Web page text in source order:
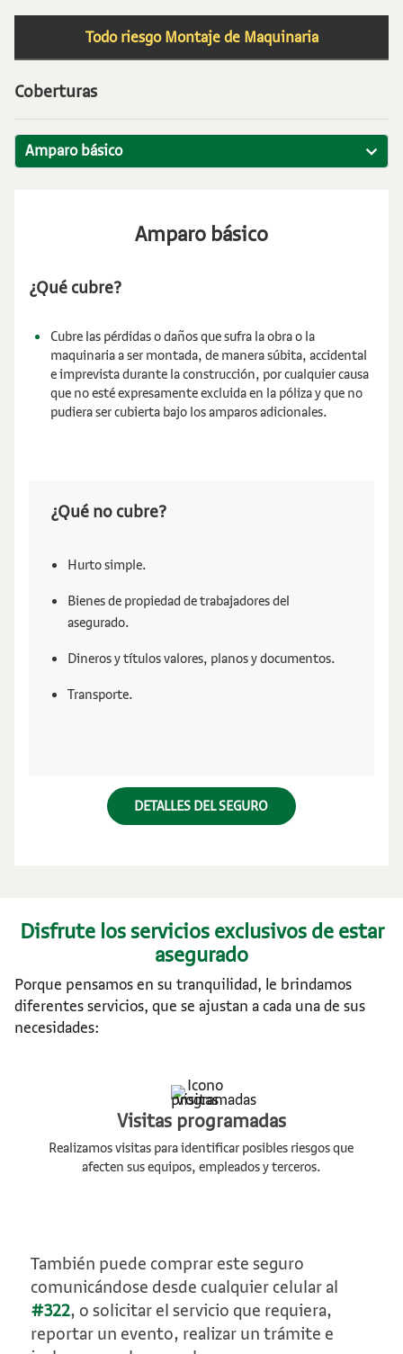
Todo riesgo Montaje de Maquinaria
Coberturas
Amparo básico
Amparo básico
¿Qué cubre?
Cubre las pérdidas o daños que sufra la obra o la
maquinaria a ser montada, de manera súbita, accidental
e imprevista durante la construcción, por cualquier causa
que no esté expresamente excluida en la póliza y que no
pudiera ser cubierta bajo los amparos adicionales.
¿Qué no cubre?
Hurto simple.
Bienes de propiedad de trabajadores del
asegurado.
Dineros y títulos valores, planos y documentos.
Transporte.
DETALLES DEL SEGURO
Disfrute los servicios exclusivos de estar
asegurado
Porque pensamos en su tranquilidad, le brindamos
diferentes servicios, que se ajustan a cada una de sus
necesidades:
Visitas programadas
Realizamos visitas para identificar posibles riesgos que
afecten sus equipos, empleados y terceros.
También puede comprar este seguro
comunicándose desde cualquier celular al
#322, o solicitar el servicio que requiera,
reportar un evento, realizar un trámite e